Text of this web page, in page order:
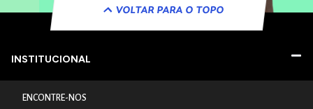
VOLTAR PARA O TOPO
INSTITUCIONAL
ENCONTRE-NOS